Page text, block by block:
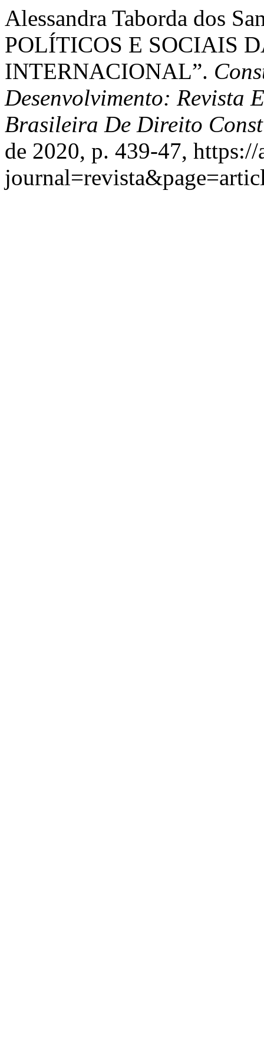
Alessandra Taborda dos
POLÍTICOS E SOCIAIS
INTERNACIONAL”.
Desenvolvimento: Revista
Brasileira De Direito
de 2020, p. 439-47,